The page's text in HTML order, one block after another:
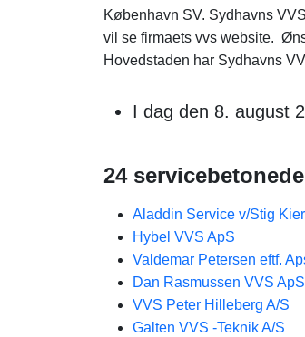
København SV. Sydhavns
vil se firmaets vvs website.
Hovedstaden har Sydhavns
I dag den 8. august
24
Aladdin Service v/Stig
Hybel VVS ApS
Valdemar Petersen eftf.
Dan Rasmussen VVS ApS
VVS Peter Hilleberg A/S
Galten VVS -Teknik A/S